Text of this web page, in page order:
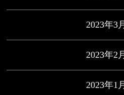
2023年3月
2023年2月
2023年1月